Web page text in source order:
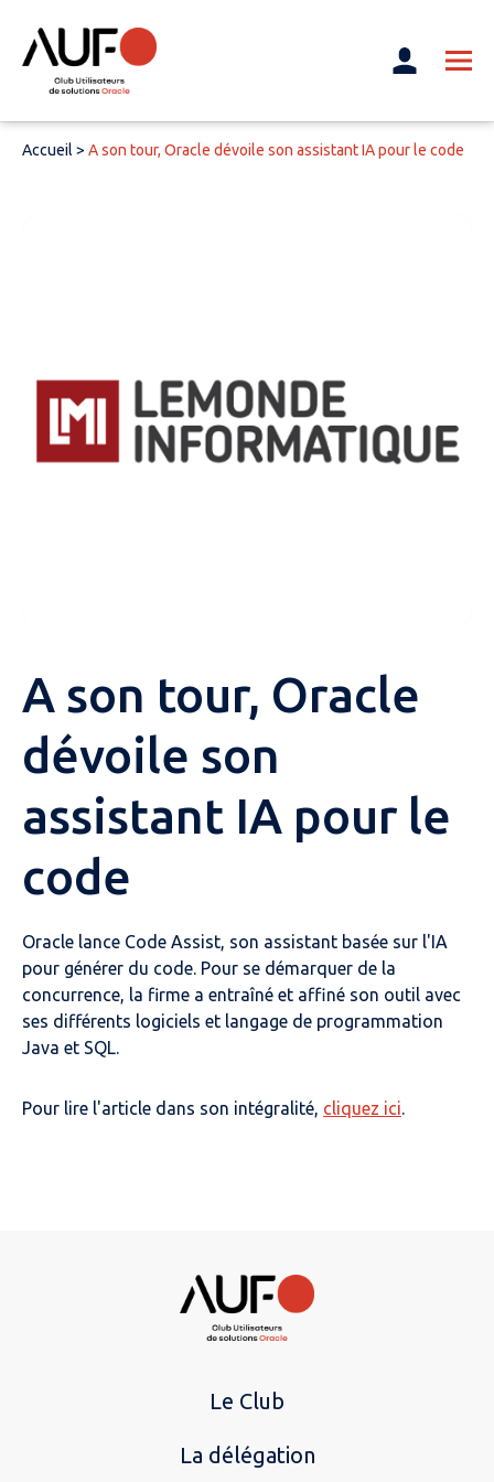
Accueil > A son tour, Oracle dévoile son assistant IA pour le code
A son tour, Oracle
dévoile son
assistant IA pour le
code
Oracle lance Code Assist, son assistant basée sur l'IA
pour générer du code. Pour se démarquer de la
concurrence, la firme a entraîné et affiné son outil avec
ses différents logiciels et langage de programmation
Java et SQL.
Pour lire l'article dans son intégralité, cliquez ici.
Le Club
La délégation